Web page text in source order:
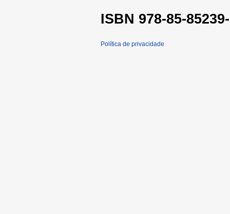
ISBN 978-85-
Política de privacidade